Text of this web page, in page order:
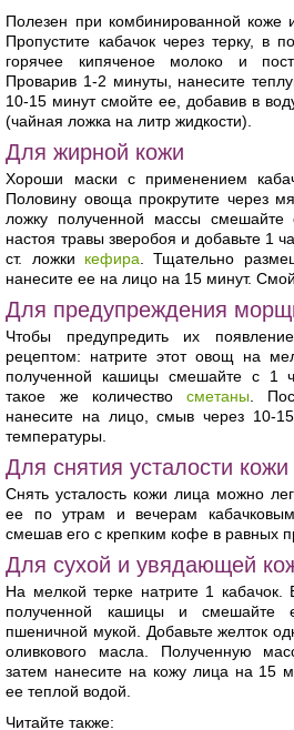
Полезен при комбинированной коже
Пропустите кабачок через терку, в
горячее кипяченое молоко и
Проварив 1-2 минуты, нанесите
10-15 минут смойте ее, добавив в
(чайная ложка на литр жидкости).
Для жирной кожи
Хороши маски с применением
Половину овоща прокрутите через
ложку полученной массы смешайте
настоя травы зверобоя и добавьте 1
ст. ложки кефира . Тщательно
нанесите ее на лицо на 15 минут.
Для предупреждения
Чтобы предупредить их
рецептом: натрите этот овощ на
полученной кашицы смешайте с 1
такое же количествосметаны .
нанесите на лицо, смыв через 10-
температуры.
Для снятия усталости кожи
Снять усталость кожи лица можно
ее по утрам и вечерам
смешав его с крепким кофе в равных
Для сухой и увядающей
На мелкой терке натрите 1 кабачок.
полученной кашицы и
пшеничной мукой. Добавьте желток
оливкового масла. Полученную
затем нанесите на кожу лица на 15
ее теплой водой.
Читайте также: